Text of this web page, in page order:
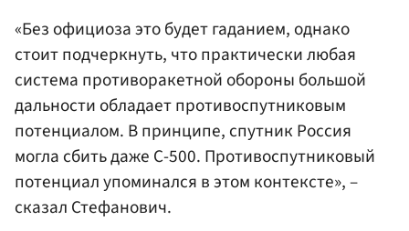
«Без официоза это будет гаданием, однако
стоит подчеркнуть, что практически любая
система противоракетной обороны большой
дальности обладает противоспутниковым
потенциалом. В принципе, спутник Россия
могла сбить даже С-500. Противоспутниковый
потенциал упоминался в этом контексте», –
сказал Стефанович.